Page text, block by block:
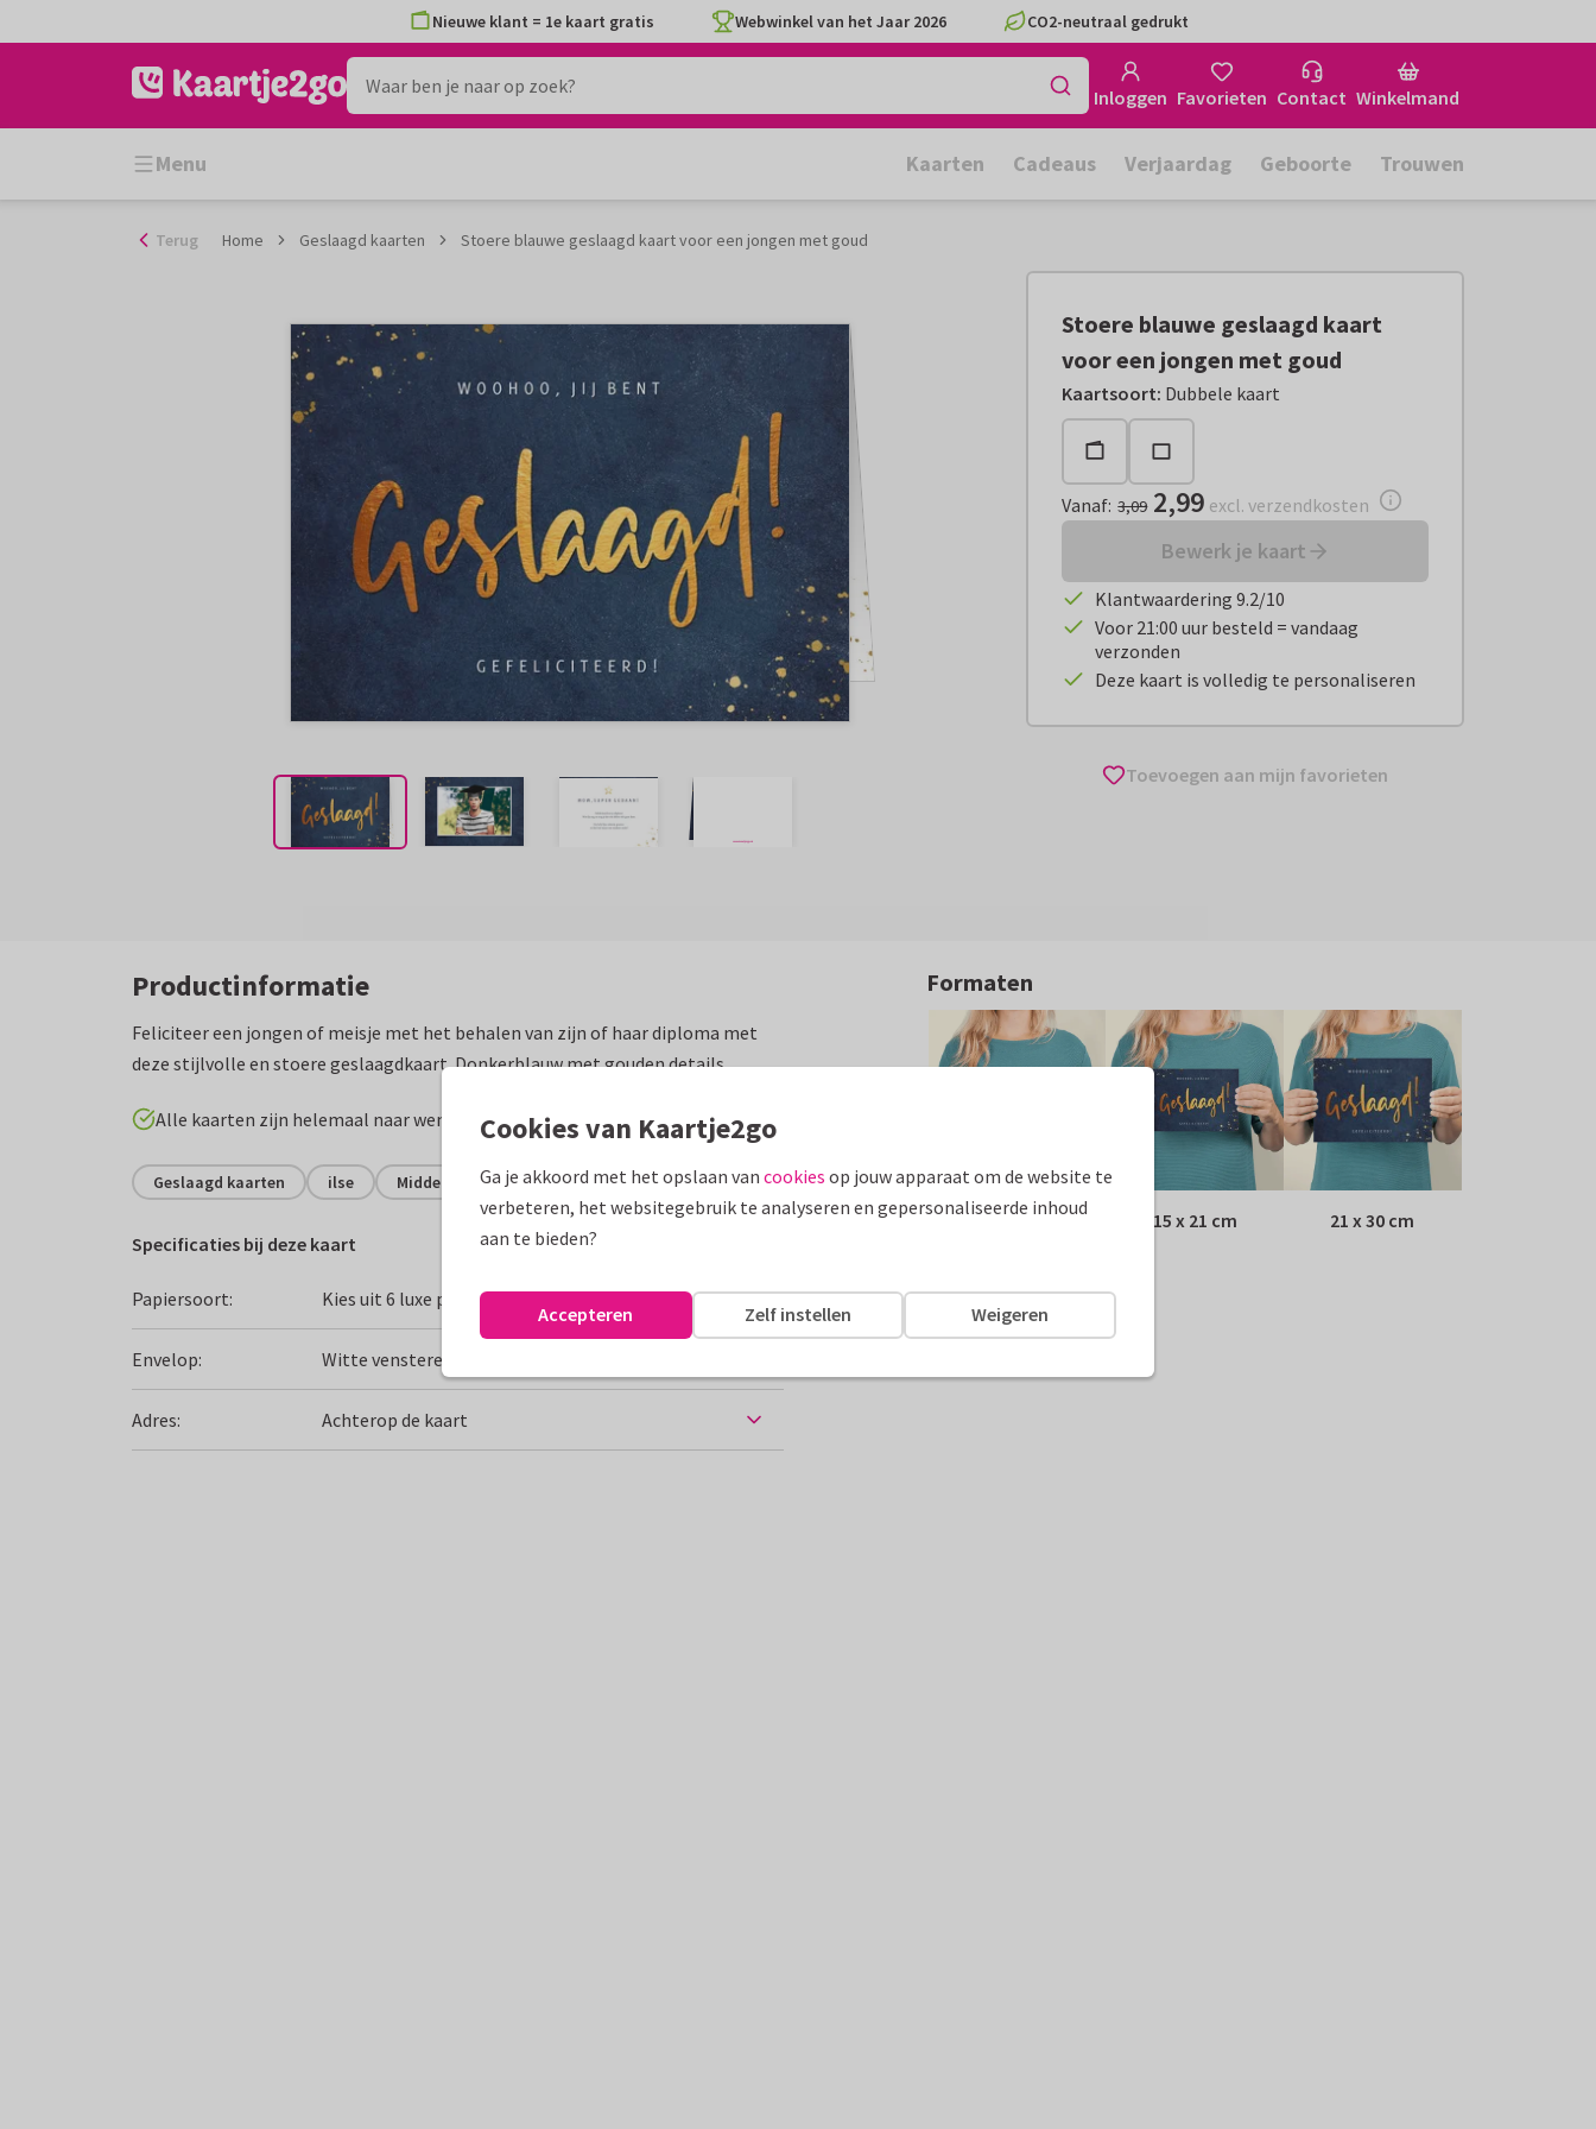
naar
Nieuwe klant = 1e kaart gratis Webwinkel van het Jaar 2026 CO2-neutraal gedrukt
Inloggen Favorieten Contact Winkelmand
Menu Kaarten Cadeaus Verjaardag Geboorte Trouwen
Terug Home Geslaagd kaarten Stoere blauwe geslaagd kaart voor een jongen met goud
Stoere blauwe geslaagd kaart
voor een jongen met goud
Kaartsoort: Dubbele kaart
Vanaf:€ 2,99 excl. verzendkosten
Vanaf: 3,09 2,99 excl. verzendkosten
Bewerk je kaart
Klantwaardering 9.2/10
Voor 21:00 uur besteld = vandaag
verzonden
Deze kaart is volledig te personaliseren
Toevoegen aan mijn favorieten
Productinformatie
Feliciteer een jongen of meisje met het behalen van zijn of haar diploma met
deze stijlvolle en stoere geslaagdkaart. Donkerblauw met gouden details.
Alle kaarten zijn helemaal naar wens aan te passen
Geslaagd kaarten ilse Middelbare school
Specificaties bij deze kaart
Papiersoort: Kies uit 6 luxe papiersoorten
Envelop: Witte vensterenvelop
Adres: Achterop de kaart
Formaten
10 x 15 cm 15 x 21 cm 21 x 30 cm
Cookies van Kaartje2go
Ga je akkoord met het opslaan van cookies op jouw apparaat om de website te
verbeteren, het websitegebruik te analyseren en gepersonaliseerde inhoud
aan te bieden?
Weigeren
Zelf instellen
Accepteren